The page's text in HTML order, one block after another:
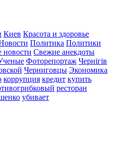
Киев Красота и здоровье
Политика Политики
новости Свежие анекдоты
Фоторепортаж Чернігів
Черниговцы Экономика
коррупция кредит купить
ресторан
убивает